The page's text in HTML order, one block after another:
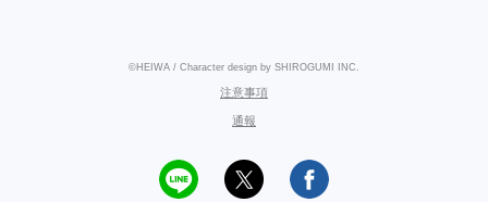
©HEIWA / Character design by SHIROGUMI INC.
注意事項
通報